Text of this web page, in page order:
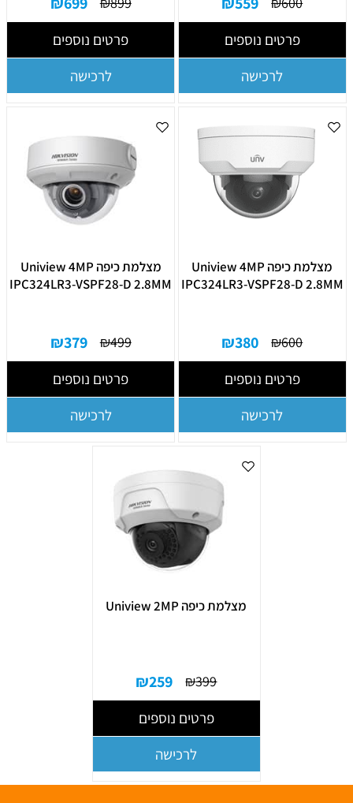
פרטים נוספים
לרכישה
פרטים נוספים
לרכישה
מצלמת כיפה Uniview 4MP
IPC324LR3-VSPF28-D 2.8MM
₪600
₪380
פרטים נוספים
לרכישה
מצלמת כיפה Uniview 4MP
IPC324LR3-VSPF28-D 2.8MM
₪499
₪379
פרטים נוספים
לרכישה
מצלמת כיפה Uniview 2MP
₪399
₪259
פרטים נוספים
לרכישה